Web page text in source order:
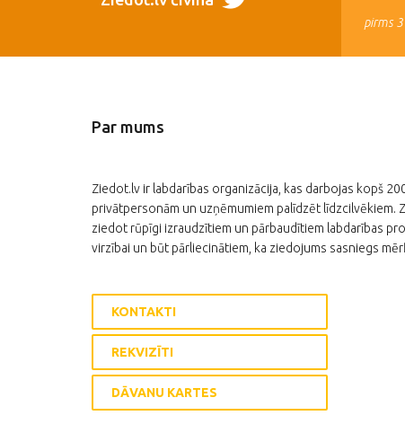
pirms
Par mums
Ziedot.lv ir labdarības organizācija, kas darbojas kopš
privātpersonām un uzņēmumiem palīdzēt līdzcilvēkiem.
ziedot rūpīgi izraudzītiem un pārbaudītiem labdarības
virzībai un būt pārliecinātiem, ka ziedojums sasniegs
KONTAKTI
REKVIZĪTI
DĀVANU KARTES